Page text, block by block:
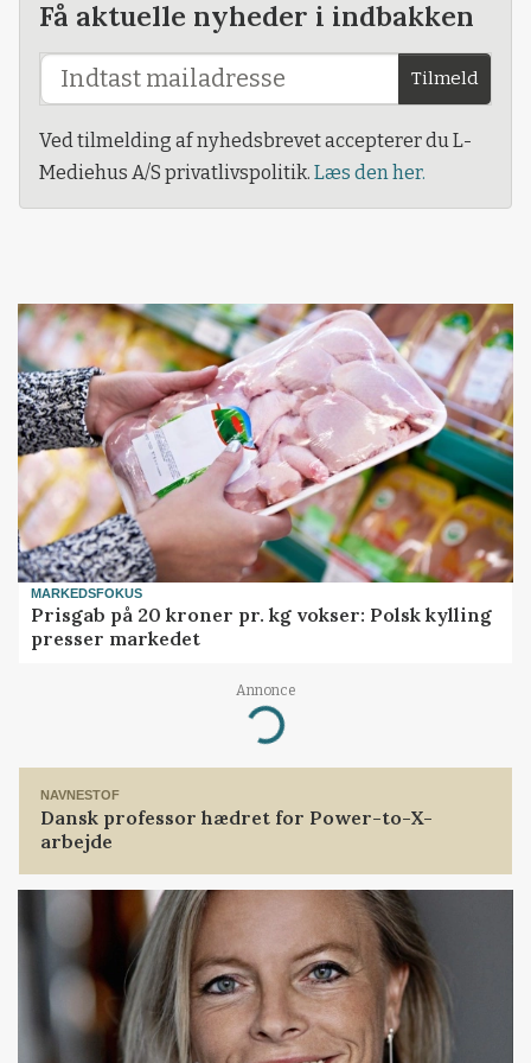
Få aktuelle nyheder i indbakken
Tilmeld
Ved tilmelding af nyhedsbrevet accepterer du L-
Mediehus A/S privatlivspolitik. Læs den her.
MARKEDSFOKUS
Prisgab på 20 kroner pr. kg vokser: Polsk kylling
presser markedet
Annonce
Loading...
NAVNESTOF
Dansk professor hædret for Power-to-X-
arbejde